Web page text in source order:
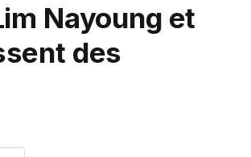
Nayoung et
des